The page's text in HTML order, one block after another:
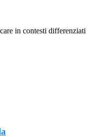
in contesti differenziati